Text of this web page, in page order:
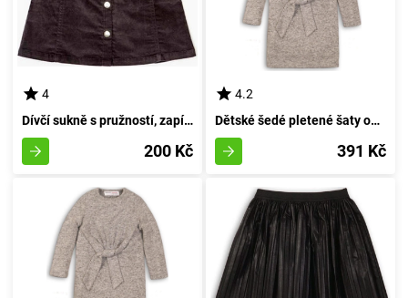
4
Dívčí sukně s pružností, zapínací, Minoti, ODSTÍN RŮŽOVÉHO DŘEVA 9, šedá - 98/104 | 3/4let
200 Kč
4.2
Dětské šedé pletené šaty od značky Minoti pro holčičky ve velikosti 98/104 | 3/4 let
391 Kč